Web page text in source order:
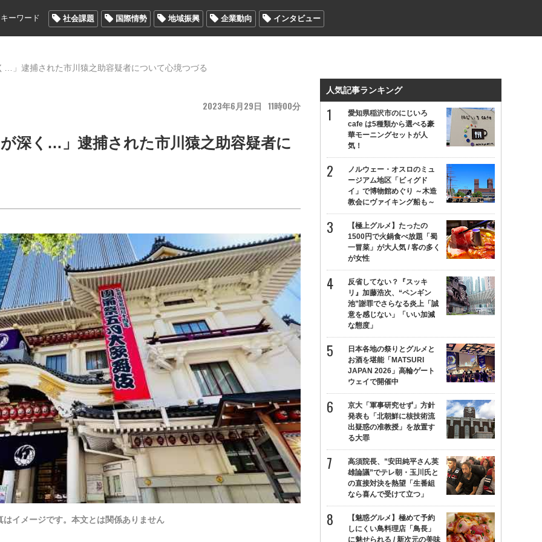
ーワード 社会課題 国際情勢 地域振興 企業動向 インタビュー
…」逮捕された市川猿之助容疑者について心境つづる
2023 6 29 11 00
深く…」逮捕された市川猿之助容疑者に
はイメージです。本文とは関係ありません
人気記事ランキング
愛知県稲沢市のにじいろ
cafe は5種類から選べる豪
華モーニングセットが人
気！
ノルウェー・オスロのミュ
ージアム地区「ビィグド
イ」で博物館めぐり ～木造
教会にヴァイキング船も～
【極上グルメ】たったの
1500円で火鍋食べ放題「蜀
一冒菜」が大人気 / 客の多く
が女性
反省してない？『スッキ
リ』加藤浩次、“ペンギン
池”謝罪でさらなる炎上「誠
意を感じない」「いい加減
な態度」
日本各地の祭りとグルメと
お酒を堪能「MATSURI
JAPAN 2026」高輪ゲート
ウェイで開催中
京大「軍事研究せず」方針
発表も「北朝鮮に核技術流
出疑惑の准教授」を放置す
る大罪
高須院長、”安田純平さん英
雄論議”でテレ朝・玉川氏と
の直接対決を熱望「生番組
なら喜んで受けて立つ」
【魅惑グルメ】極めて予約
しにくい鳥料理店「鳥長」
に魅せられる / 新次元の美味